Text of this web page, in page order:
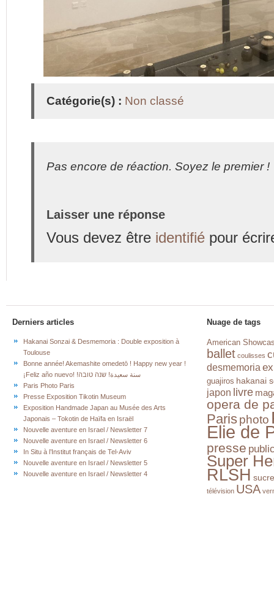
Catégorie(s) : Non classé
Pas encore de réaction. Soyez le premier !
Laisser une réponse
Vous devez être identifié pour
Derniers articles
Hakanai Sonzai & Desmemoria : Double exposition à
Toulouse
Bonne année! Akemashite omedetō ! Happy new year !
¡Feliz año nuevo! !سنة سعيدة! שנה טובה
Paris Photo Paris
Presse Exposition Tikotin Museum
Exposition Handmade Japan au Musée des Arts
Japonais – Tokotin de Haïfa en Israël
Nouvelle aventure en Israel / Newsletter 7
Nouvelle aventure en Israel / Newsletter 6
In Situ à l’Institut français de Tel-Aviv
Nouvelle aventure en Israel / Newsletter 5
Nouvelle aventure en Israel / Newsletter 4
Nuage de tags
American
ballet coulisses
desmemoria
guajiros hakanai
japon livre
opera de
Paris photo
Elie de
presse
Super
RLSH sucre
télévision USA